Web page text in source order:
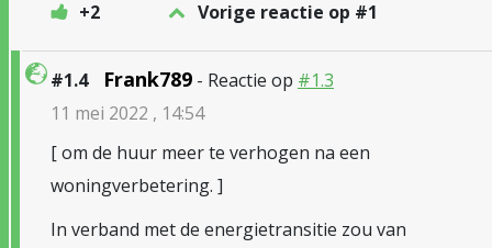
+2 Vorige reactie op #1
#1.4 Frank789 - Reactie op #1.3
11 mei 2022 , 14:54
[ om de huur meer te verhogen na een
woningverbetering. ]
In verband met de energietransitie zou van